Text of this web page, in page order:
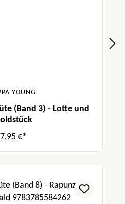
YOUNG
(Band 3) - Lotte und
7,95 €*